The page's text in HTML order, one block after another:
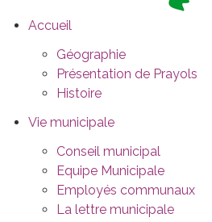
Accueil
Géographie
Présentation de Prayols
Histoire
Vie municipale
Conseil municipal
Equipe Municipale
Employés communaux
La lettre municipale